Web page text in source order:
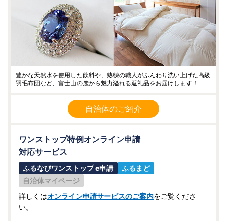
豊かな天然水を使用した飲料や、熟練の職人がふんわり洗い上げた高級
羽毛布団など、富士山の麓から魅力溢れる返礼品をお届けします！
自治体のご紹介
ワンストップ特例オンライン申請
対応サービス
ふるなびワンストップ e申請
ふるまど
自治体マイページ
詳しくはオンライン申請サービスのご案内をご覧くださ
い。